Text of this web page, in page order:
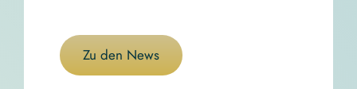
Zu den News